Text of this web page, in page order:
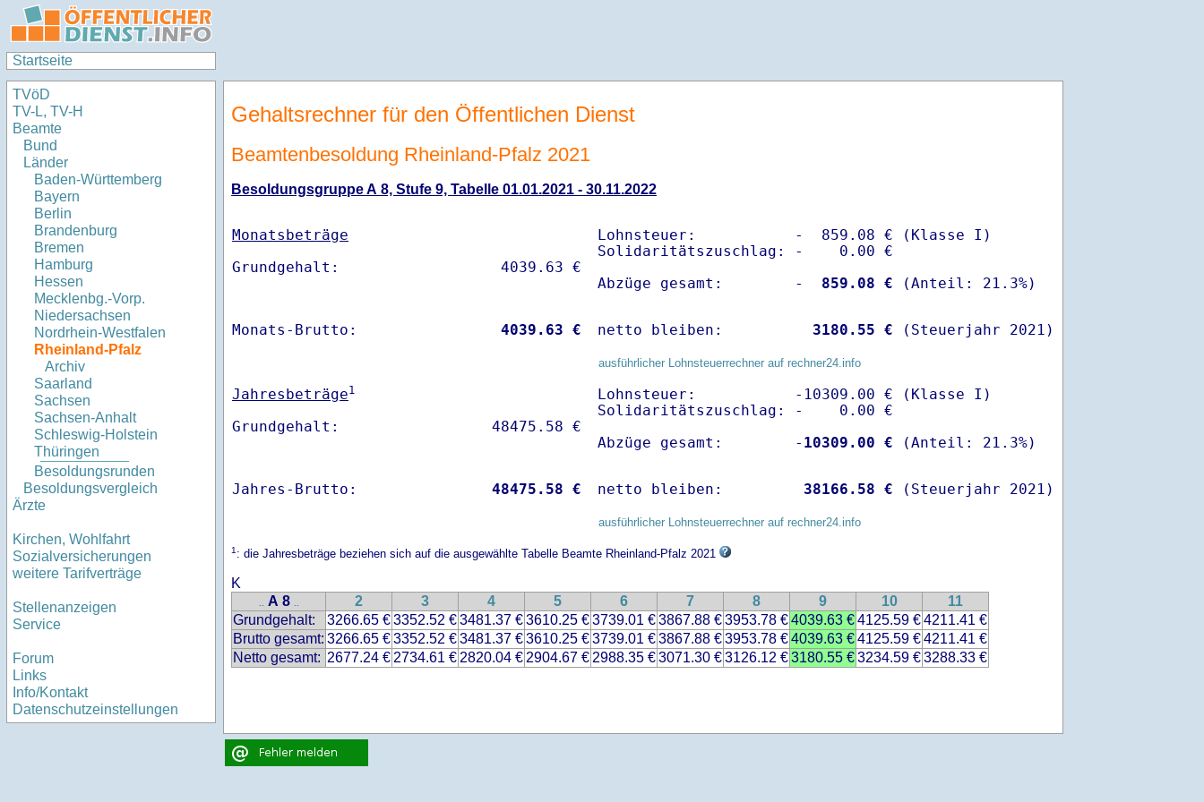
Startseite
TVöD
TV-L, TV-H
Beamte
Bund
Länder
Baden-Württemberg
Bayern
Berlin
Brandenburg
Bremen
Hamburg
Hessen
Mecklenbg.-Vorp.
Niedersachsen
Nordrhein-Westfalen
Rheinland-Pfalz
Archiv
Saarland
Sachsen
Sachsen-Anhalt
Schleswig-Holstein
Thüringen
Besoldungsrunden
Besoldungsvergleich
Ärzte
Kirchen, Wohlfahrt
Sozialversicherungen
weitere Tarifverträge
Stellenanzeigen
Service
Forum
Links
Info/Kontakt
Datenschutzeinstellungen
Gehaltsrechner für den Öffentlichen Dienst
Beamtenbesoldung Rheinland-Pfalz 2021
Besoldungsgruppe A 8, Stufe 9, Tabelle 01.01.2021 - 30.11.2022
Monatsbeträge
Lohnsteuer:           -  859.08 € (Klasse I)
Solidaritätszuschlag: -    0.00 €
Abzüge gesamt:        -
  859.08 €
Monats-Brutto: 4039.63 € netto bleiben: 3180.55 € (Steuerjahr 2021)
ausführlicher Lohnsteuerrechner auf rechner24.info
Jahresbeträge1
Lohnsteuer:           -10309.00 € (Klasse I)
Solidaritätszuschlag: -    0.00 €
Abzüge gesamt:        - 10309.00 €
Jahres-Brutto: 48475.58 € netto bleiben: 38166.58 € (Steuerjahr 2021)
ausführlicher Lohnsteuerrechner auf rechner24.info
1: die Jahresbeträge beziehen sich auf die ausgewählte Tabelle Beamte Rheinland-Pfalz 2021
K
.. A 8 .. 2 3 4 5 6 7 8 9 10
11
Grundgehalt:
3266.65 €3352.52 €3481.37 €3610.25 €3739.01 €3867.88 €3953.78 €4039.63 €4125.59 €4211.41 €
Brutto gesamt: 3266.65 €3352.52 €3481.37 €3610.25 €3739.01 €3867.88 €3953.78 €4039.63 €4125.59 €4211.41 €
Netto gesamt: 2677.24 € 2734.61 € 2820.04 € 2904.67 € 2988.35 €3071.30 €3126.12 €3180.55 €3234.59 €3288.33 €